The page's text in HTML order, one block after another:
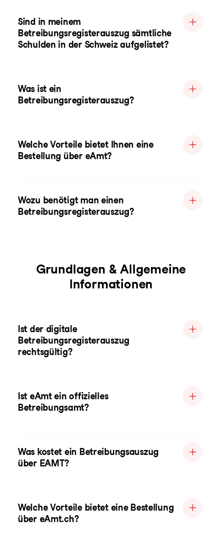
Sind in meinem
Betreibungsregisterauszug sämtliche
Schulden in der Schweiz aufgelistet?
Was ist ein
Betreibungsregisterauszug?
Welche Vorteile bietet Ihnen eine
Bestellung über eAmt?
Wozu benötigt man einen
Betreibungsregisterauszug?
Grundlagen & Allgemeine
Informationen
Ist der digitale
Betreibungsregisterauszug
rechtsgültig?
Ist eAmt ein offizielles
Betreibungsamt?
Was kostet ein Betreibungsauszug
über EAMT?
Welche Vorteile bietet eine Bestellung
über eAmt.ch?